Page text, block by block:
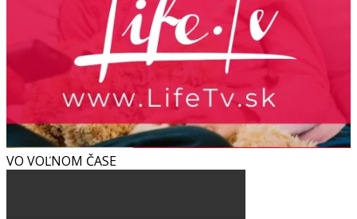
VO VOĽNOM ČASE